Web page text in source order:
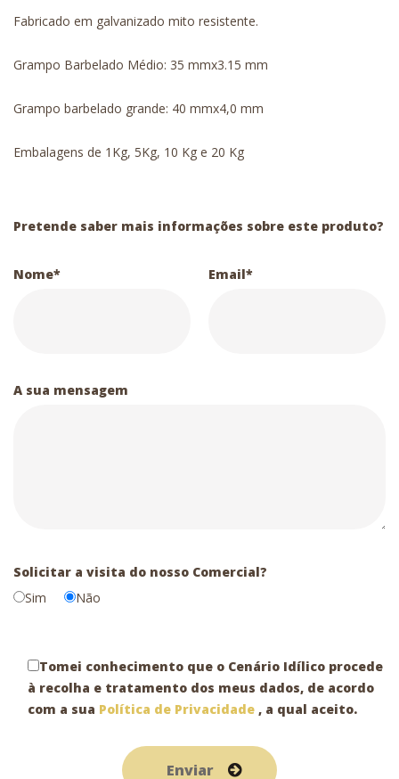
Fabricado em galvanizado mito resistente.
Grampo Barbelado Médio: 35 mmx3.15 mm
Grampo barbelado grande: 40 mmx4,0 mm
Embalagens de 1Kg, 5Kg, 10 Kg e 20 Kg
Pretende saber mais informações sobre este produto?
Nome* Email*
A sua mensagem
Solicitar a visita do nosso Comercial?
Sim
Não
Tomei conhecimento que o Cenário Idílico procede
à recolha e tratamento dos meus dados, de acordo
com a sua Política de Privacidade , a qual aceito.